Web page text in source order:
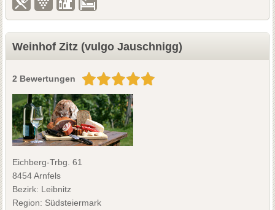
Weinhof Zitz (vulgo Jauschnigg)
2 Bewertungen
Eichberg-Trbg. 61
8454 Arnfels
Bezirk: Leibnitz
Region: Südsteiermark